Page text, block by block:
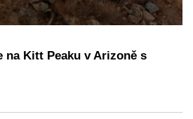
na Kitt Peaku v Arizoně s